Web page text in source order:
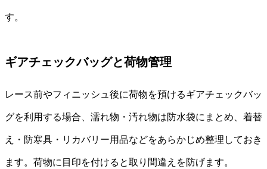
す。
ギアチェックバッグと荷物管理
レース前やフィニッシュ後に荷物を預けるギアチェックバッ
グを利用する場合、濡れ物・汚れ物は防水袋にまとめ、着替
え・防寒具・リカバリー用品などをあらかじめ整理しておき
ます。荷物に目印を付けると取り間違えを防げます。